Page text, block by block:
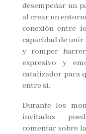
desempeñar un
al crear un
conexión entre
capacidad de unir
y romper
expresivo y
catalizador para
entre sí.
Durante los
invitados
comentar sobre